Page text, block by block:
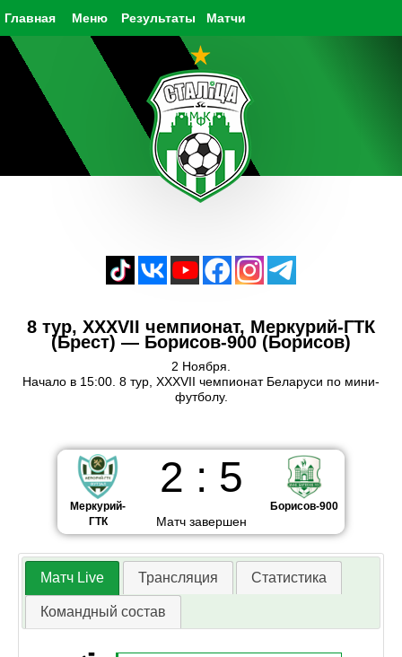
Главная Результаты Матчи
Меню
8 тур, XXXVII чемпионат, Меркурий-ГТК
(Брест) — Борисов-900 (Борисов)
2 Ноября.
Начало в 15:00. 8 тур, XXXVII чемпионат Беларуси по мини-
футболу.
Меркурий-
ГТК
2 : 5
Матч завершен
Борисов-900
Матч Live Трансляция Статистика
Командный состав